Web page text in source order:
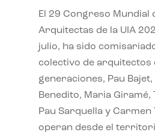
El 29 Congreso Mundial
Arquitectas de la UIA
julio, ha sido
colectivo de arquitectos
generaciones, Pau
Benedito, Maria Giramé,
Pau Sarquella y
operan desde el